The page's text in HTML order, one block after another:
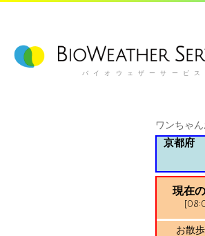
バイオウェザーサービス
ワンちゃ
京都府
現在
お散